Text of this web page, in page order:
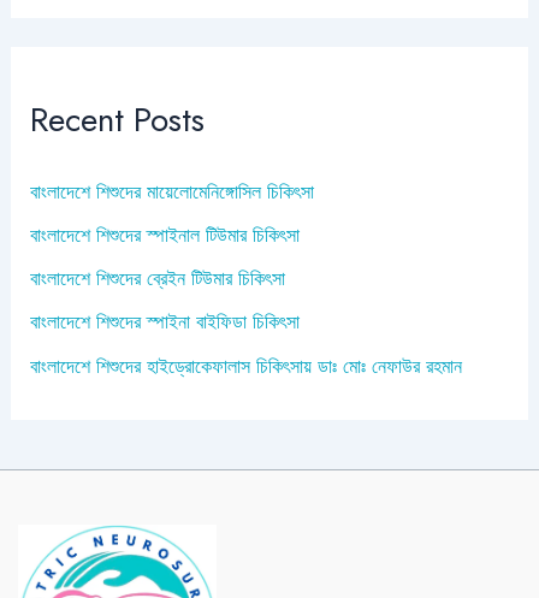
Recent Posts
বাংলাদেশে শিশুদের মায়েলোমেনিঙ্গোসিল চিকিৎসা
বাংলাদেশে শিশুদের স্পাইনাল টিউমার চিকিৎসা
বাংলাদেশে শিশুদের ব্রেইন টিউমার চিকিৎসা
বাংলাদেশে শিশুদের স্পাইনা বাইফিডা চিকিৎসা
বাংলাদেশে শিশুদের হাইড্রোকেফালাস চিকিৎসায় ডাঃ মোঃ নেফাউর রহমান